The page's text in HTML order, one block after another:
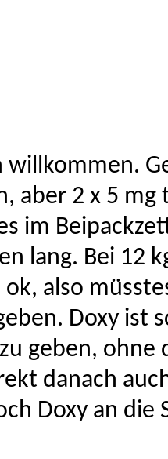
willkommen.
aber 2 x 5
im
lang. Bei 12
ok, also
Doxy ist
geben,
danach
Doxy an